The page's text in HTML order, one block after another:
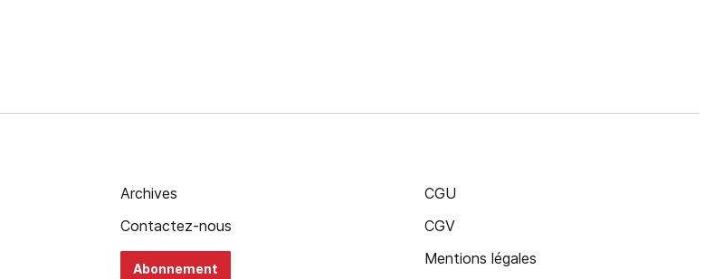
Archives
Contactez-nous
Abonnement
CGU
CGV
Mentions légales